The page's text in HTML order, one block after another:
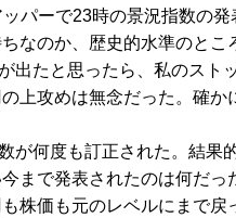
パーで23時の景況指数の発
なのか、歴史的水準のと
出たと思ったら、私のスト
上攻めは無念だった。確か
が何度も訂正された。結果
まで発表されたのは何だ
株価も元のレベルにまで